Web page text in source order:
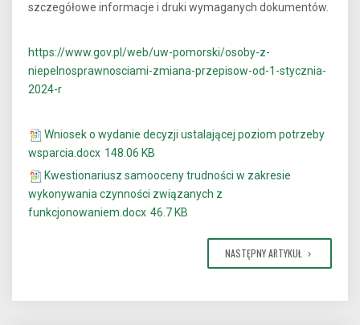
szczegółowe informacje i druki wymaganych dokumentów.
https://www.gov.pl/web/uw-pomorski/osoby-z-
niepelnosprawnosciami-zmiana-przepisow-od-1-stycznia-
2024-r
Wniosek o wydanie decyzji ustalającej poziom potrzeby
wsparcia.docx 148.06 KB
Kwestionariusz samooceny trudności w zakresie
wykonywania czynności związanych z
funkcjonowaniem.docx 46.7 KB
NASTĘPNY ARTYKUŁ